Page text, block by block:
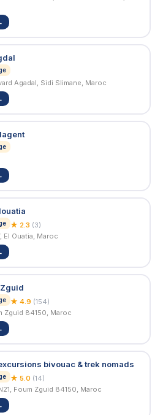
Agadal, Sidi Slimane, Maroc
★ 2.3 (3)
El Ouatia, Maroc
★ 4.9 (154)
Zguid 84150, Maroc
bivouac & trek nomads
★ 5.0 (14)
Foum Zguid 84150, Maroc